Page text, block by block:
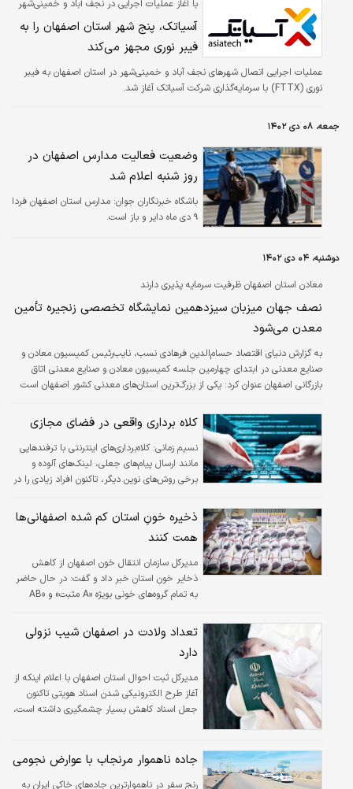
با آغاز عملیات اجرایی در نجف‌ آباد و خمینی‌شهر
آسیاتک، پنج شهر استان اصفهان را به
فیبر نوری مجهز می‌کند
عملیات اجرایی اتصال شهرهای نجف‌ آباد و خمینی‌شهر در استان اصفهان به فیبر
نوری (FTTX) با سرمایه‌گذاری شرکت آسیاتک آغاز شد.
جمعه، ۰۸ دی ۱۴۰۲
وضعیت فعالیت مدارس اصفهان در
روز شنبه اعلام شد
باشگاه خبرنگاران جوان: مدارس استان اصفهان فردا
۹ دی ماه دایر و باز است.
دوشنبه، ۰۴ دی ۱۴۰۲
معادن استان اصفهان ظرفیت سرمایه پذیری دارند
نصف جهان میزبان سیزدهمین نمایشگاه تخصصی زنجیره تأمین
معدن می‌شود
به گزارش دنیای اقتصاد حسام‌الدین فرهادی نسب، نایب‌رئیس کمیسیون معادن و
صنایع معدنی در ابتدای چهارمین جلسه کمیسیون معادن و صنایع معدنی اتاق
بازرگانی اصفهان عنوان کرد: یکی از بزرگ‌ترین استان‌های معدنی کشور اصفهان است
متأسفانه این استان با مسائل و مشکلات بسیاری در حوزه معدن مواجه است. معادن
اصفهان اکنون درگیر مشکلات ناشی از سیاستگذاری‌های نادرست هستند و با تعطیلی
این معادن، بیش از ۵۰ درصد از صنایع کشور غیرفعال می‌شوند.
کلاه برداری واقعی در فضای مجازی
نسیم زمانی: کلاه‌برداری‌های اینترنتی با ترفندهایی
مانند ارسال پیام‌های جعلی، لینک‌های آلوده و
برخی روش‌های نوین دیگر، تاکنون افراد زیادی را در
این نوع از تخلفات در استان اصفهان، امسال با
افزایشی بیش از ۵۰ درصد مواجه بوده است.
خبرهایی که حکایت از تغییر مسیر مجرمان به
دلیل افزایش دسترسی مردم به اینترنت و رشد
فعالیت‌های آنلاین دارد. این تخلفات فراوان و
بدون هیچ مرز و محدودیتی روزانه صدها نفر را در
ذخیره خونِ استان کم شده اصفهانی‌ها
همت کنند
مدیرکل سازمان انتقال خون اصفهان از کاهش
ذخایر خون استان خبر داد و گفت: در حال حاضر
به تمام گروه‌های خونی بویژه «A مثبت» و «AB
هموطنان خود پیشقدم شوند.
تعداد ولادت در اصفهان شیب نزولی
دارد
مدیرکل ثبت احوال استان اصفهان با اعلام اینکه از
آغاز طرح الکترونیکی شدن اسناد هویتی تاکنون
جعل اسناد کاهش بسیار چشمگیری داشته است،
در نه ماهه اول امسال نسبت به مدت مشابه سال
جاده ناهموار مرنجاب با عوارض نجومی
رنج سفر در ناهموارترین جاده‌های خاکی ایران به